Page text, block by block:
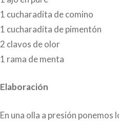
1 cucharadita de comino
1 cucharadita de pimentón
2 clavos de olor
1 rama de menta
Elaboración
En una olla a presión